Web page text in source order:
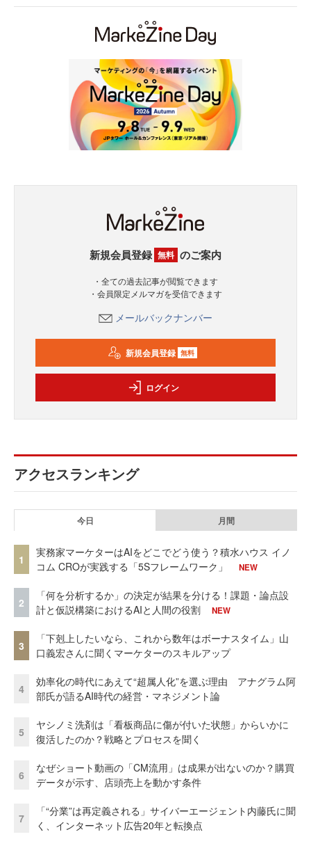
新規会員登録 無料 のご案内
・全ての過去記事が閲覧できます
・会員限定メルマガを受信できます
メールバックナンバー
新規会員登録 無料
ログイン
アクセスランキング
今日 月間
1
実務家マーケターはAIをどこでどう使う？積水ハウス イノ
コム CROが実践する「5Sフレームワーク」
NEW
2
「何を分析するか」の決定が結果を分ける！課題・論点設
計と仮説構築におけるAIと人間の役割
NEW
3
「下剋上したいなら、これから数年はボーナスタイム」山
口義宏さんに聞くマーケターのスキルアップ
4
効率化の時代にあえて“超属人化”を選ぶ理由 アナグラム阿
部氏が語るAI時代の経営・マネジメント論
5
ヤシノミ洗剤は「看板商品に傷が付いた状態」からいかに
復活したのか？戦略とプロセスを聞く
6
なぜショート動画の「CM流用」は成果が出ないのか？購買
データが示す、店頭売上を動かす条件
7
「“分業”は再定義される」サイバーエージェント内藤氏に聞
く、インターネット広告20年と転換点